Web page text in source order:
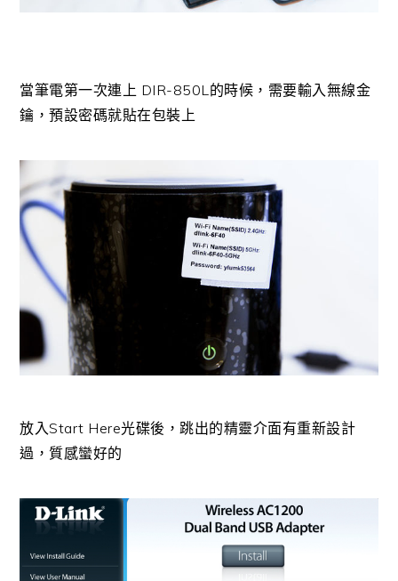
當筆電第一次連上 DIR-850L的時候，需要輸入無線金
鑰，預設密碼就貼在包裝上
放入Start Here光碟後，跳出的精靈介面有重新設計
過，質感蠻好的